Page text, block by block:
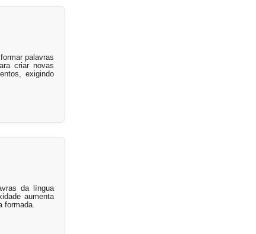
palavras
criar novas
exigindo
da língua
aumenta
formada.